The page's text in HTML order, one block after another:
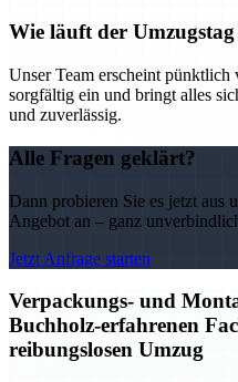
Wie läuft der
Unser Team erscheint
sorgfältig ein und bringt alles
und zuverlässig.
Alle Fragen geklärt?
Dann probieren Sie es jetzt aus
Angebot an – ganz
Jetzt Anfrage starten
Verpackungs- und
Buchholz-erfahrenen
reibungslosen Umzug